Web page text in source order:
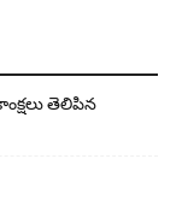
తెలిపిన